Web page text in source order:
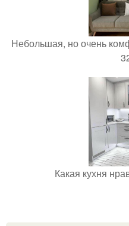
Небольшая, но очень
Какая кухня